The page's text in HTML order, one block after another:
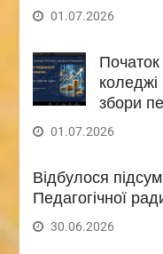
01.07.2026
коледжі
збори
01.07.2026
Відбулося
Педагогічної
30.06.2026